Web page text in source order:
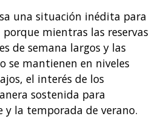
una situación inédita para
mientras las reservas
de semana largos y las
se mantienen en niveles
el interés de los
sostenida para
y la temporada de verano.